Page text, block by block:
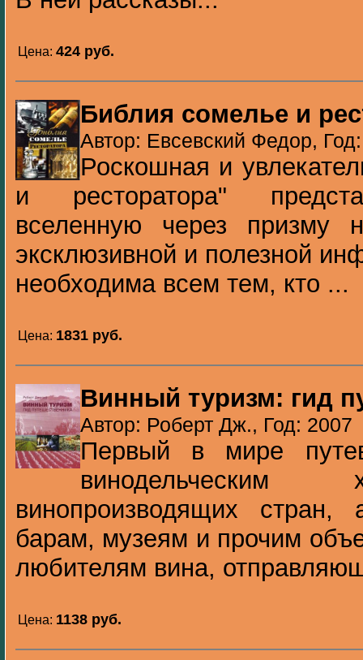
Цена: 424 pуб.
Библия сомелье и
Автор: Евсевский Федор,
Роскошная и
и ресторатора"
вселенную через призму
эксклюзивной и полезной
необходима всем тем, кто ...
Цена: 1831 pуб.
Винный туризм: гид
Автор: Роберт Дж., Год: 2007
Первый в мире
винодельческим
винопроизводящих стран,
барам, музеям и прочим
любителям вина,
Цена: 1138 pуб.